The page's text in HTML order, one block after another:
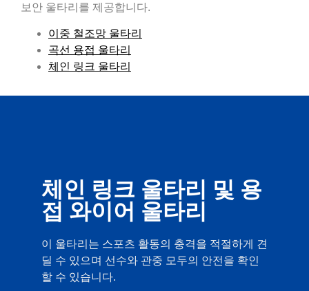
보안 울타리를 제공합니다.
이중 철조망 울타리
곡선 용접 울타리
체인 링크 울타리
체인 링크 울타리 및 용
접 와이어 울타리
이 울타리는 스포츠 활동의 충격을 적절하게 견
딜 수 있으며 선수와 관중 모두의 안전을 확인
할 수 있습니다.